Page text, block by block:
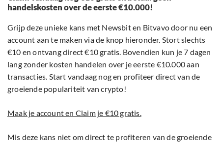
handelskosten over de eerste €10.000!
Grijp deze unieke kans met Newsbit en Bitvavo door nu een
account aan te maken via de knop hieronder. Stort slechts
€10 en ontvang direct €10 gratis. Bovendien kun je 7 dagen
lang zonder kosten handelen over je eerste €10.000 aan
transacties. Start vandaag nog en profiteer direct van de
groeiende populariteit van crypto!
Maak je account en Claim je €10 gratis.
Mis deze kans niet om direct te profiteren van de groeiende